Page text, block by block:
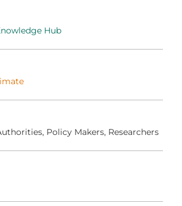
Hub
Policy Makers Researchers